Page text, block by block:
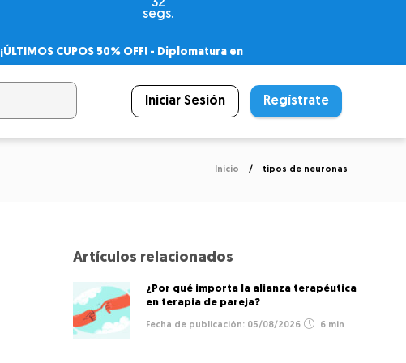
31
segs.
¡ÚLTIMOS CUPOS 50% OFF! - Diplomatura en
– Certificado Universitario
Iniciar Sesión Regístrate
Inicio tipos de neuronas
Artículos relacionados
¿Por qué importa la alianza terapéutica
en terapia de pareja?
05/08/2026 6 min